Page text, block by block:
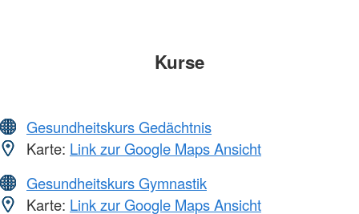
Kurse
Gesundheitskurs Gedächtnis
Karte: Link zur Google Maps Ansicht
Gesundheitskurs Gymnastik
Karte: Link zur Google Maps Ansicht